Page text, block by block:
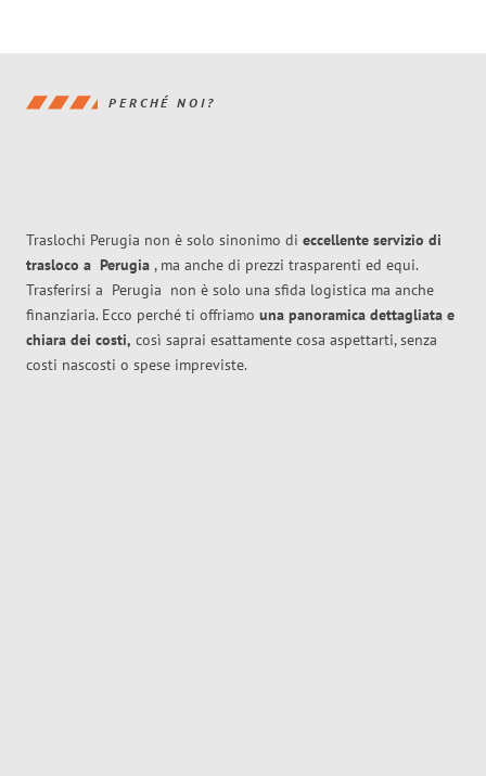
PERCHÉ NOI?
Traslochi Perugia non è solo sinonimo di eccellente servizio di
trasloco a Perugia , ma anche di prezzi trasparenti ed equi.
Trasferirsi a Perugia non è solo una sfida logistica ma anche
finanziaria. Ecco perché ti offriamo una panoramica dettagliata e
chiara dei costi, così saprai esattamente cosa aspettarti, senza
costi nascosti o spese impreviste.